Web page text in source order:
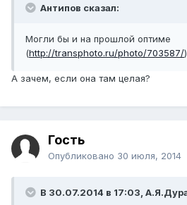
Антипов сказал:
Могли бы и на прошлой оптиме
(http://transphoto.ru/photo/703587/
А зачем, если она там целая?
Гость
Опубликовано 30 июля, 2014
В 30.07.2014 в 17:03,